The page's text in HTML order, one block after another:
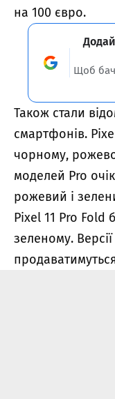
на 100 євро.
Щоб
Також стали
смартфонів.
чорному,
моделей Pro
рожевий і
Pixel 11 Pro Fold
зеленому.